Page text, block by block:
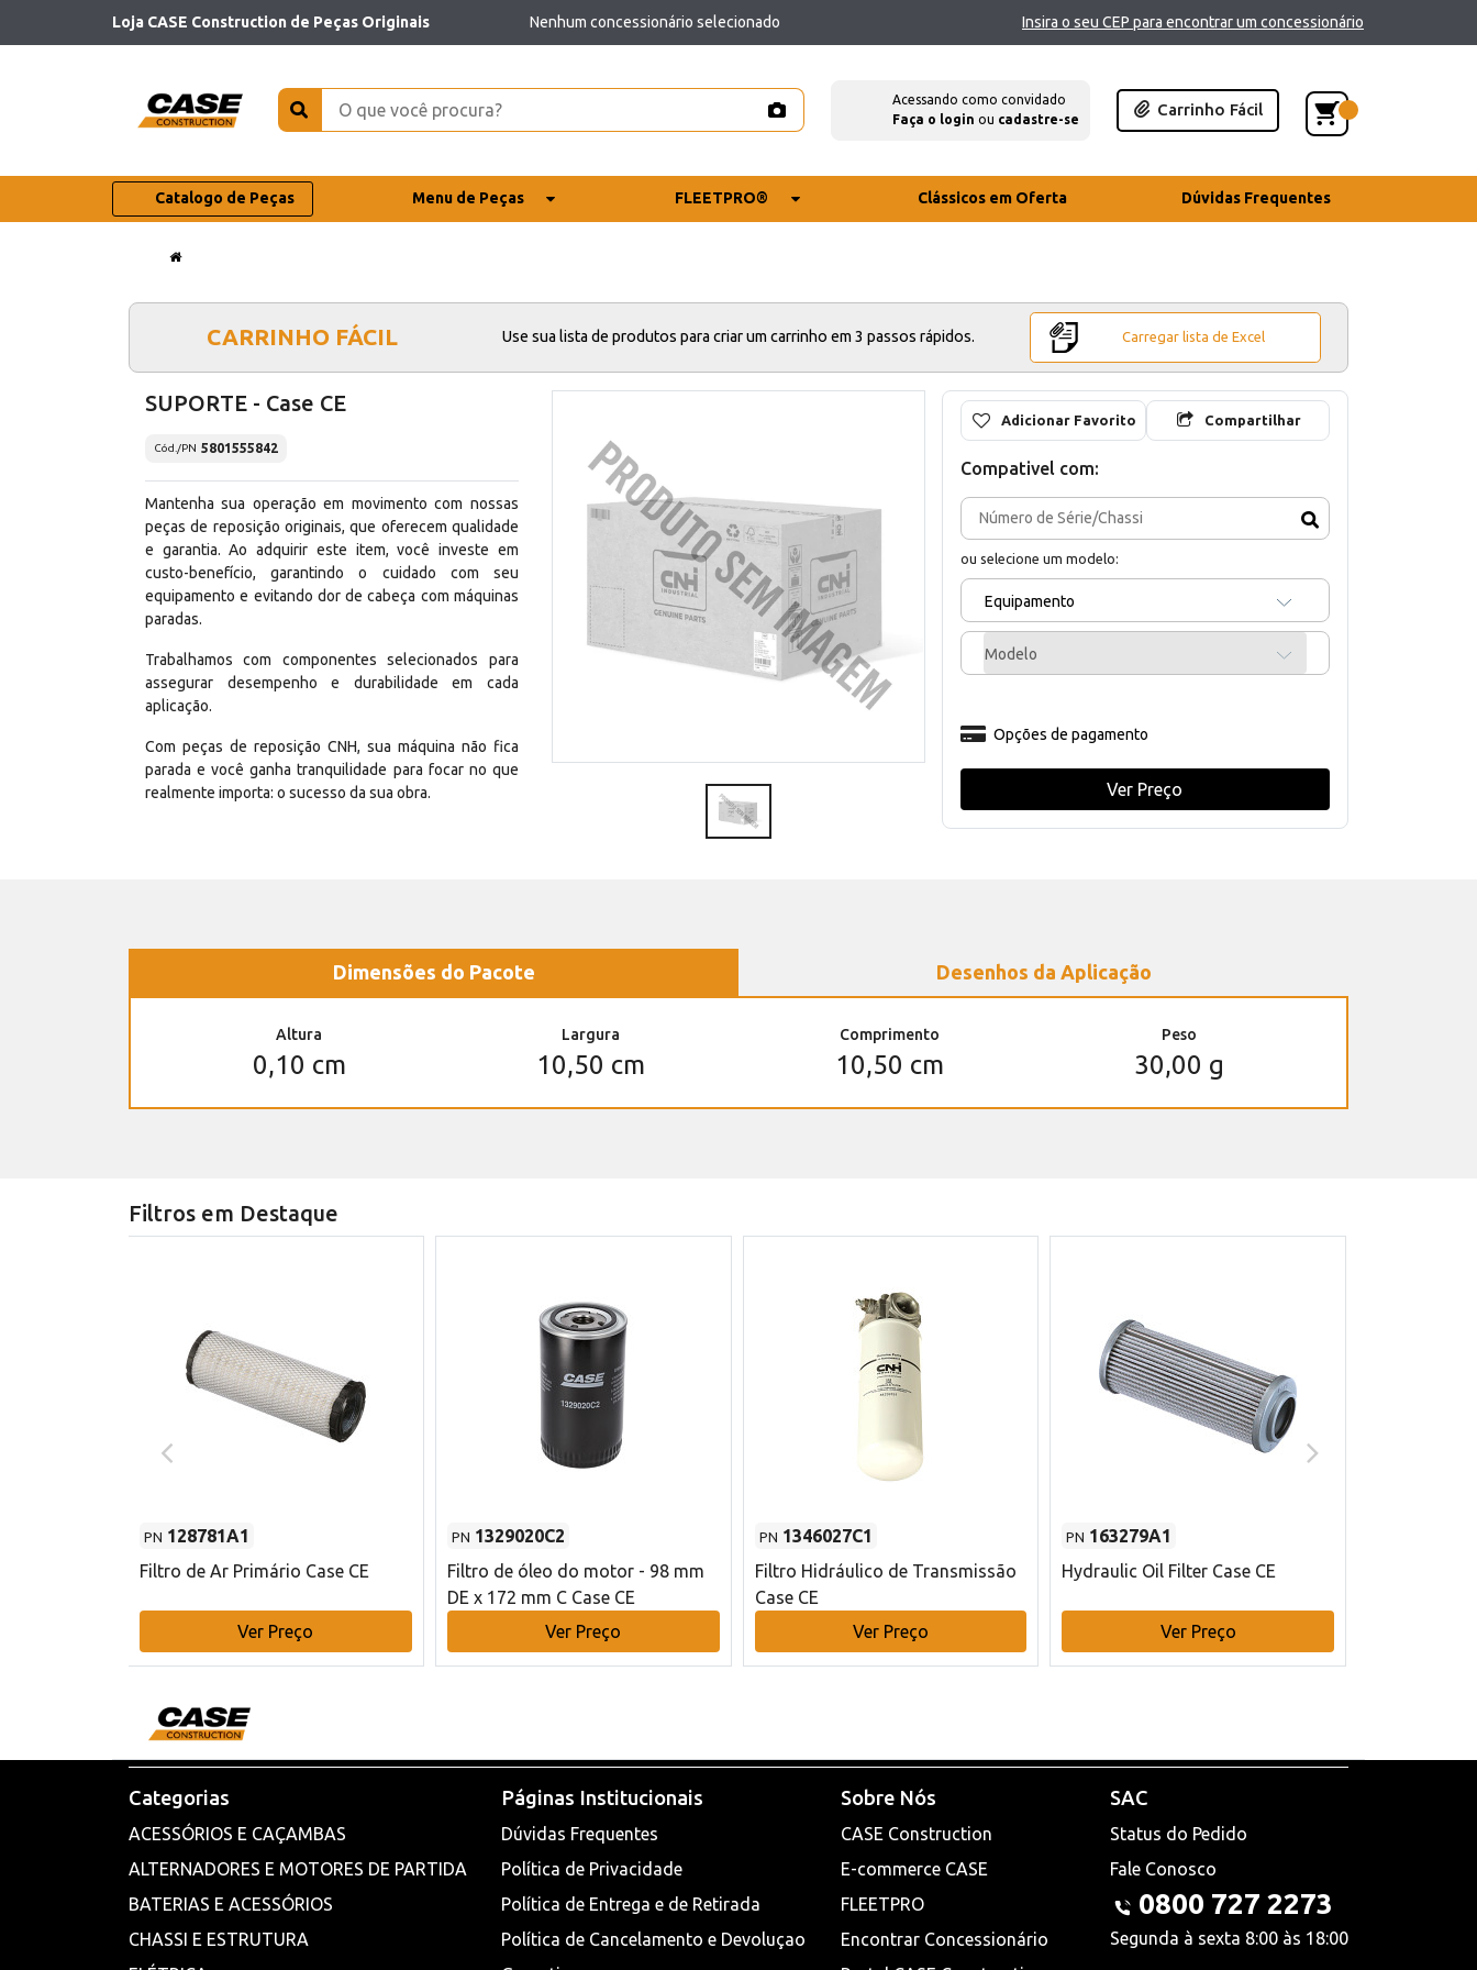
Loja CASE Construction de Peças Originais Nenhum concessionário selecionado Insira o seu CEP para encontrar um concessionário
Acessando como convidado
Faça o login ou cadastre-se
Carrinho Fácil
Catalogo de Peças Menu de Peças FLEETPRO® Clássicos em Oferta Dúvidas Frequentes
CARRINHO FÁCIL Use sua lista de produtos para criar um carrinho em 3 passos rápidos. Carregar lista de Excel
SUPORTE - Case CE
Cód./PN 5801555842
Mantenha sua operação em movimento com nossas
peças de reposição originais, que oferecem qualidade
e garantia. Ao adquirir este item, você investe em
custo-benefício, garantindo o cuidado com seu
equipamento e evitando dor de cabeça com máquinas
paradas.
Trabalhamos com componentes selecionados para
assegurar desempenho e durabilidade em cada
aplicação.
Com peças de reposição CNH, sua máquina não fica
parada e você ganha tranquilidade para focar no que
realmente importa: o sucesso da sua obra.
Adicionar Favorito Compartilhar
Compativel com:
ou selecione um modelo:
Equipamento
Modelo
Opções de pagamento
Ver Preço
Dimensões do Pacote Desenhos da Aplicação
Altura
0,10 cm
Largura
10,50 cm
Comprimento
10,50 cm
Peso
30,00 g
Filtros em Destaque
PN 128781A1
Filtro de Ar Primário Case CE
Ver Preço
PN 1329020C2
Filtro de óleo do motor - 98 mm
DE x 172 mm C Case CE
Ver Preço
PN 1346027C1
Filtro Hidráulico de Transmissão
Case CE
Ver Preço
PN 163279A1
Hydraulic Oil Filter Case CE
Ver Preço
Categorias
ACESSÓRIOS E CAÇAMBAS
ALTERNADORES E MOTORES DE PARTIDA
BATERIAS E ACESSÓRIOS
CHASSI E ESTRUTURA
Páginas Institucionais
Dúvidas Frequentes
Política de Privacidade
Política de Entrega e de Retirada
Política de Cancelamento e Devoluçao
Sobre Nós
CASE Construction
E-commerce CASE
FLEETPRO
Encontrar Concessionário
SAC
Status do Pedido
Fale Conosco
0800 727 2273
Segunda à sexta 8:00 às 18:00